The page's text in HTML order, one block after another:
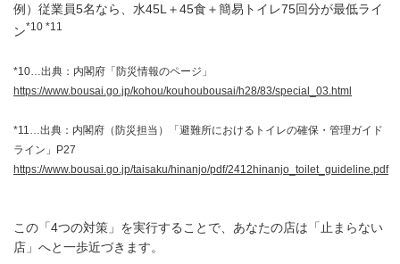
例）従業員5名なら、水45L＋45食＋簡易トイレ75回分が最低ライ
ン*10 *11
*10…出典：内閣府「防災情報のページ」
https://www.bousai.go.jp/kohou/kouhoubousai/h28/83/special_03.html
*11…出典：内閣府（防災担当）「避難所におけるトイレの確保・管理ガイド
ライン」P27
https://www.bousai.go.jp/taisaku/hinanjo/pdf/2412hinanjo_toilet_guideline.pdf
この「4つの対策」を実行することで、あなたの店は「止まらない
店」へと一歩近づきます。